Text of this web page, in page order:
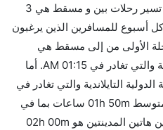
إضافية للنوم؟
الأعمال توفر مساحة
و لكن يجب أن يكون معبئا
ومريحة وإن الخطوط الجوية التي تسير رحلات بين و مسقط هي 3
متوفرة كل أسبوع للمسافرين الذين يرغبون
الأولى من إلى مسقط هي
الخطوط الجوية الدولية الباكستانية والتي تغادر في 01:15 AM. أما
التايلاندية والتي تغادر في
06:10 PM تستغرق الرحلة في المتوسط 01h 50m ساعات بما في
ذلك التوقف. وإن الفرق الزمني بين هاتين المدينتين هو 02h 00m